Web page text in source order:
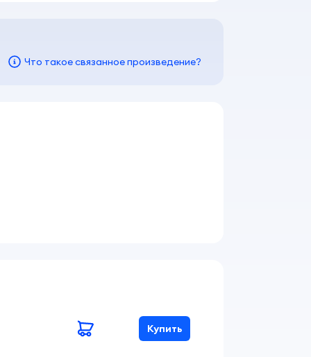
Что такое связанное произведение?
Купить